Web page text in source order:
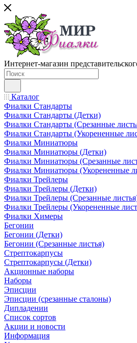
Интернет-магазин
Каталог
Фиалки Стандарты
Фиалки Стандарты (Детки)
Фиалки Стандарты (Срезанные
Фиалки Стандарты (Укорененные
Фиалки Миниатюры
Фиалки Миниатюры (Детки)
Фиалки Миниатюры (Срезанные
Фиалки Миниатюры (Укорененные
Фиалки Трейлеры
Фиалки Трейлеры (Детки)
Фиалки Трейлеры (Срезанные
Фиалки Трейлеры (Укорененные
Фиалки Химеры
Бегонии
Бегонии (Детки)
Бегонии (Срезанные листья)
Стрептокарпусы
Стрептокарпусы (Детки)
Акционные наборы
Наборы
Эписции
Эписции (срезанные сталоны)
Дипладении
Список сортов
Акции и новости
Информация